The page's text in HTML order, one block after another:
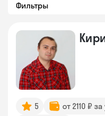
Фильтры
5 от 2110 ₽
Skysmart Chat